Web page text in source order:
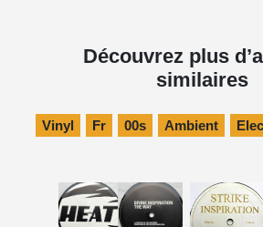
Découvrez plus
similaires
Vinyl Fr 00s Ambient